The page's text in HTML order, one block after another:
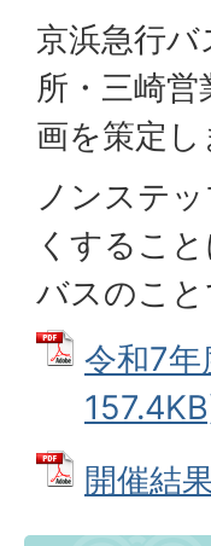
京浜急行
所・三崎
画を策定し
ノンステ
くするこ
バスのこと
令和7年
開催結